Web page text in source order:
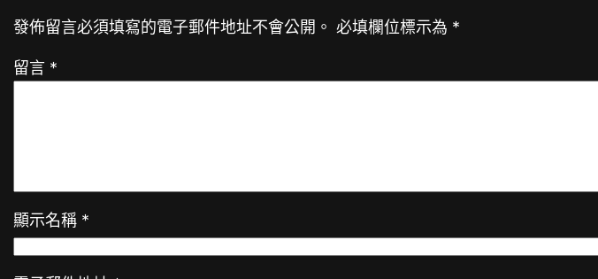
發佈留言必須填寫的電子郵件地址不會公開。 必填欄位標示為 *
留言 *
顯示名稱 *